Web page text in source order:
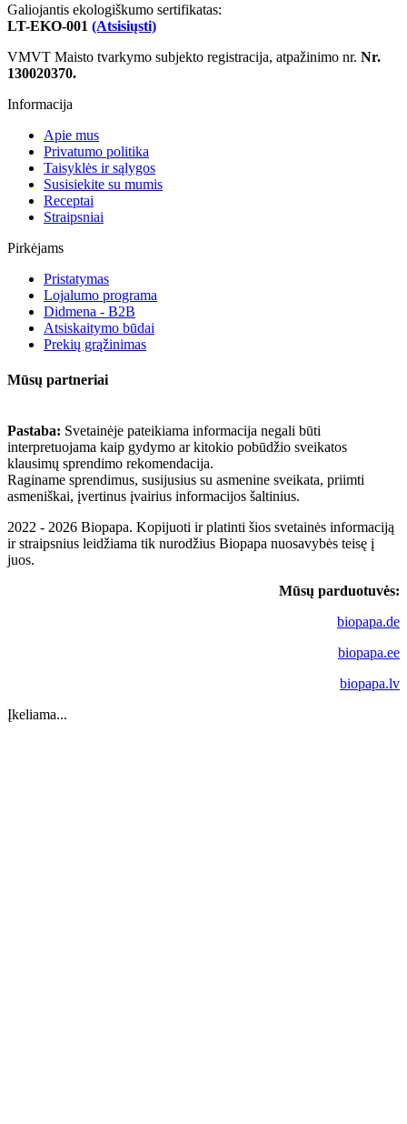
Galiojantis ekologiškumo sertifikatas:
LT-EKO-001 (Atsisiųsti)
VMVT Maisto tvarkymo subjekto registracija, atpažinimo nr. Nr.
130020370.
Informacija
Apie mus
Privatumo politika
Taisyklės ir sąlygos
Susisiekite su mumis
Receptai
Straipsniai
Pirkėjams
Pristatymas
Lojalumo programa
Didmena - B2B
Atsiskaitymo būdai
Prekių grąžinimas
Mūsų partneriai
Pastaba: Svetainėje pateikiama informacija negali būti
interpretuojama kaip gydymo ar kitokio pobūdžio sveikatos
klausimų sprendimo rekomendacija.
Raginame sprendimus, susijusius su asmenine sveikata, priimti
asmeniškai, įvertinus įvairius informacijos šaltinius.
2022 - 2026 Biopapa. Kopijuoti ir platinti šios svetainės informaciją
ir straipsnius leidžiama tik nurodžius Biopapa nuosavybės teisę į
juos.
Mūsų parduotuvės:
biopapa.de
biopapa.ee
biopapa.lv
Įkeliama...